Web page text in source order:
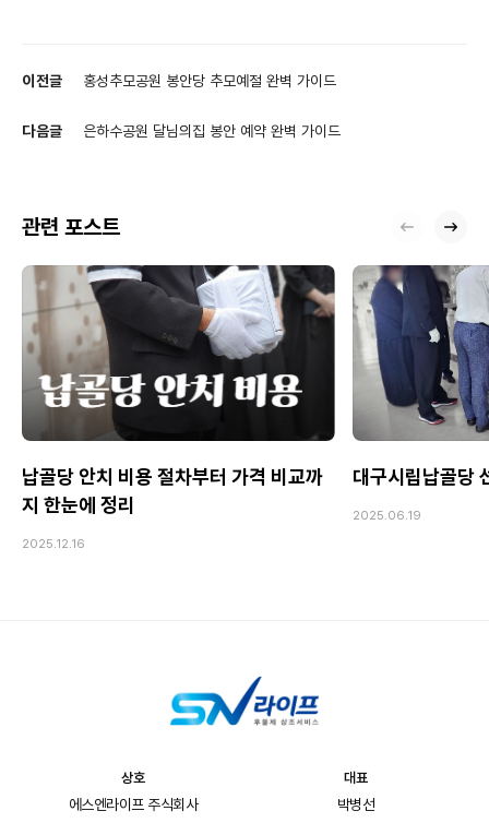
이전글 홍성추모공원 봉안당 추모예절 완벽 가이드
다음글 은하수공원 달님의집 봉안 예약 완벽 가이드
관련 포스트
납골당 안치 비용 절차부터 가격 비교까
지 한눈에 정리
2025.12.16
대구시립납골당
2025.06.19
상호
에스엔라이프 주식회사
대표
박병선